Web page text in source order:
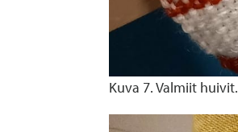
Kuva 7. Valmiit huivit.